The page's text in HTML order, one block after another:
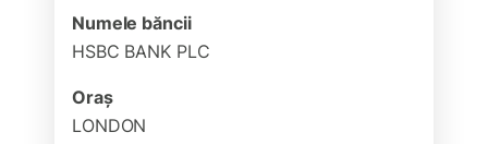
Numele băncii
HSBC BANK PLC
Oraș
LONDON